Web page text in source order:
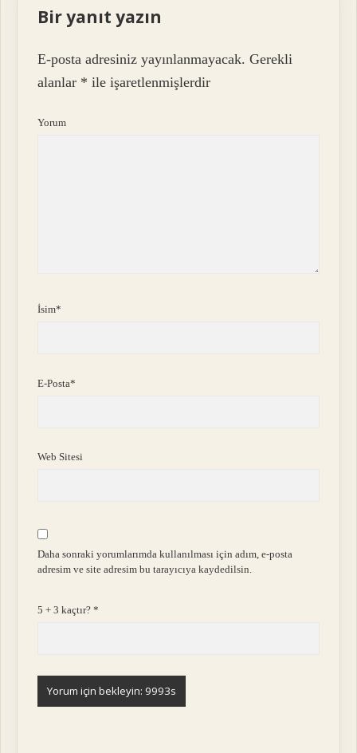
Bir yanıt yazın
E-posta adresiniz yayınlanmayacak. Gerekli
alanlar * ile işaretlenmişlerdir
Yorum
İsim*
E-Posta*
Web Sitesi
Daha sonraki yorumlarımda kullanılması için adım, e-posta
adresim ve site adresim bu tarayıcıya kaydedilsin.
5 + 3 kaçtır?*